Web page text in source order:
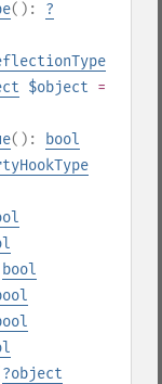
(): ?
$object =
():
bool
bool
?object